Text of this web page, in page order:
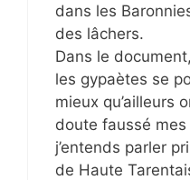
dans les
des lâchers.
Dans le
les gypaètes se
mieux qu’ailleurs
doute faussé
j’entends parler
de Haute